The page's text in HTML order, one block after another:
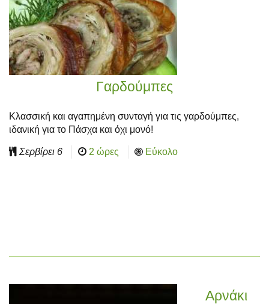
Γαρδούμπες
Κλασσική και αγαπημένη συνταγή για τις γαρδούμπες,
ιδανική για το Πάσχα και όχι μονό!
Σερβίρει 6 2 ώρες Εύκολο
Αρνάκι